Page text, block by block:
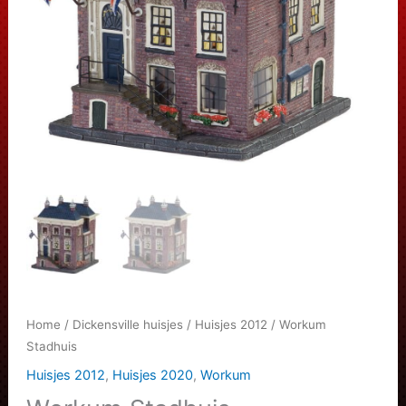
Home / Dickensville huisjes/ Huisjes 2012 / Workum
Stadhuis
Huisjes 2012, Huisjes 2020, Workum